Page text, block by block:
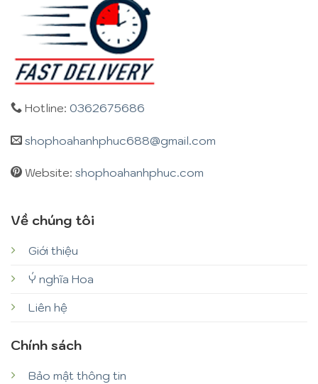
Hotline: 0362675686
shophoahanhphuc688@gmail.com
Website: shophoahanhphuc.com
Về chúng tôi
Giới thiệu
Ý nghĩa Hoa
Liên hệ
Chính sách
Bảo mật thông tin